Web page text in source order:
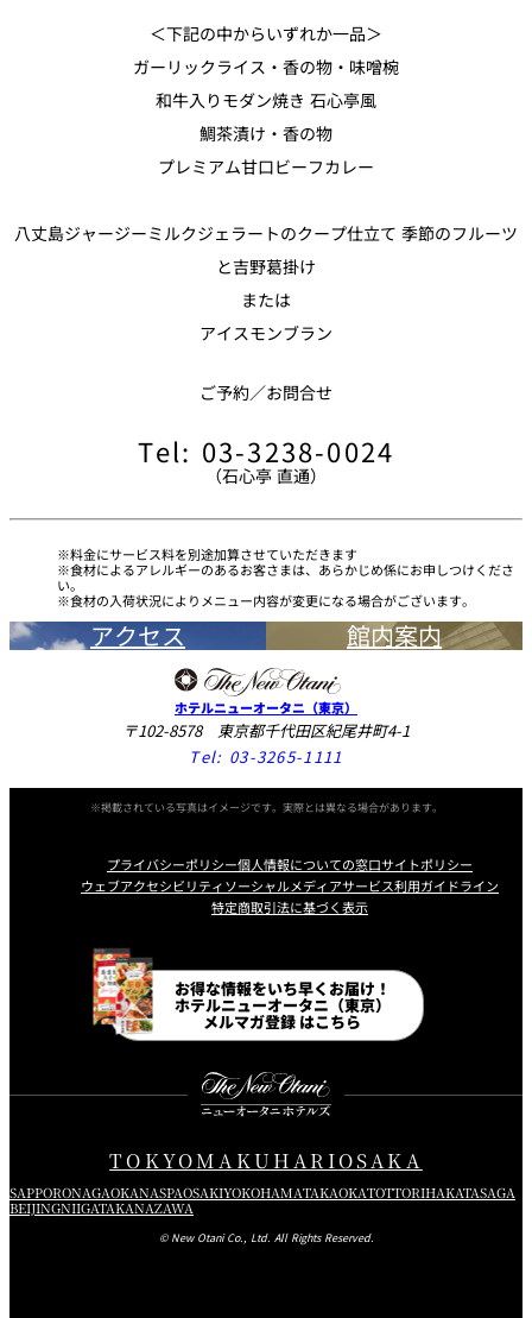
ミルクホール
TULLY'S
タワー・カフ
ェ SKY BAR
トレーダーヴ
ィックス 東京 RANSEN はな
れ
＜下記の中からいずれか一品＞
ガーリックライス・香の物・味噌椀
和牛入りモダン焼き 石心亭風
鯛茶漬け・香の物
プレミアム甘口ビーフカレー
八丈島ジャージーミルクジェラートのクープ仕立て 季節のフルーツ
と吉野葛掛け
または
アイスモンブラン
ご予約／お問合せ
Tel: 03-3238-0024
（石心亭 直通）
料金にサービス料を別途加算させていただきます
食材によるアレルギーのあるお客さまは、あらかじめ係にお申しつけくださ
い。
食材の入荷状況によりメニュー内容が変更になる場合がございます。
アクセス 館内案内
ホテルニューオータニ（東京）
〒102-8578 東京都千代田区紀尾井町4-1
Tel: 03-3265-1111
※掲載されている写真はイメージです。実際とは異なる場合があります。
プライバシーポリシー個人情報についての窓口サイトポリシー
ウェブアクセシビリティソーシャルメディアサービス利用ガイドライン
特定商取引法に基づく表示
お得な情報をいち早くお届け！
ホテルニューオータニ（東京）
メルマガ登録 はこちら
TOKYOMAKUHARIOSAKA
SAPPORONAGAOKANASPAOSAKIYOKOHAMATAKAOKATOTTORIHAKATASAGA
BEIJINGNIIGATAKANAZAWA
© New Otani Co., Ltd. All Rights Reserved.